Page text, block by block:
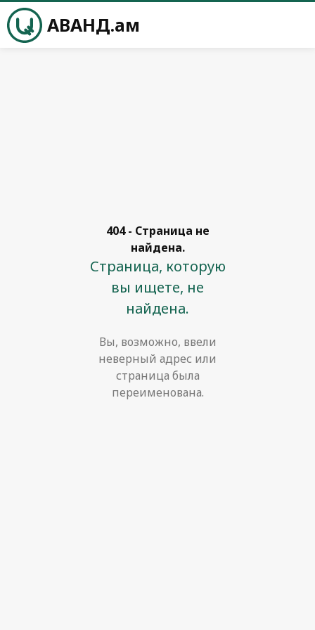
АВАНД.ам
404 - Страница не
найдена.
Страница, которую
вы ищете, не
найдена.
Вы, возможно, ввели
неверный адрес или
страница была
переименована.